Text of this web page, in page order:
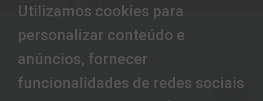
Utilizamos cookies para
personalizar conteúdo e
anúncios, fornecer
funcionalidades de redes sociais